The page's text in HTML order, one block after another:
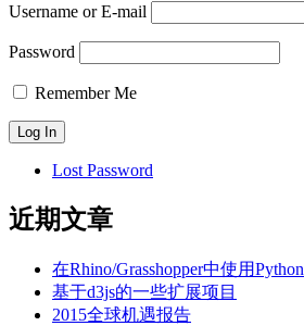
Username or E-mail
Password
Remember Me
Lost Password
近期文章
在Rhino/Grasshopper中使用Python
基于d3js的一些扩展项目
2015全球机遇报告